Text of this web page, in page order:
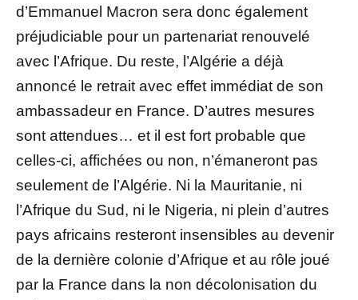
d’Emmanuel Macron sera donc également
préjudiciable pour un partenariat renouvelé
avec l’Afrique. Du reste, l’Algérie a déjà
annoncé le retrait avec effet immédiat de son
ambassadeur en France. D’autres mesures
sont attendues… et il est fort probable que
celles-ci, affichées ou non, n’émaneront pas
seulement de l’Algérie. Ni la Mauritanie, ni
l’Afrique du Sud, ni le Nigeria, ni plein d’autres
pays africains resteront insensibles au devenir
de la dernière colonie d’Afrique et au rôle joué
par la France dans la non décolonisation du